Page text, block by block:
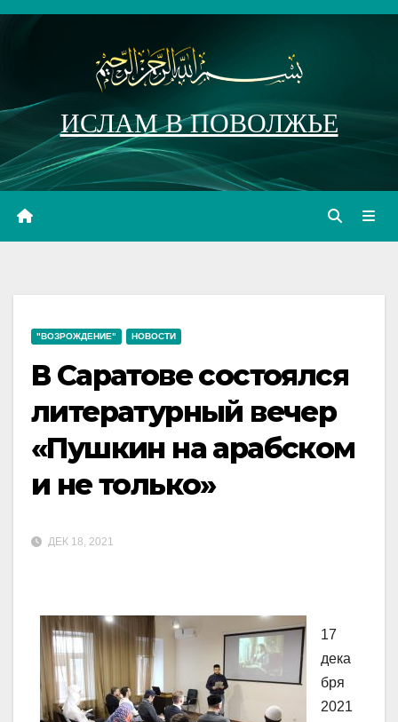
Перейти
ИСЛАМ В ПОВОЛЖЬЕ
"ВОЗРОЖДЕНИЕ" НОВОСТИ
В Саратове состоялся
литературный вечер
«Пушкин на арабском
и не только»
ДЕК 18, 2021
17
дека
бря
2021